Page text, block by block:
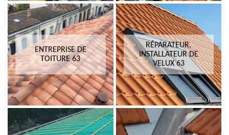
ENTREPRISE DE
TOITURE 63
RÉPARATEUR,
INSTALLATEUR DE
VELUX 63